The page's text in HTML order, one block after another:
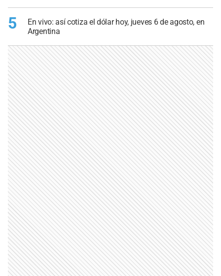
5
En vivo: así cotiza el dólar hoy, jueves 6 de agosto, en
Argentina